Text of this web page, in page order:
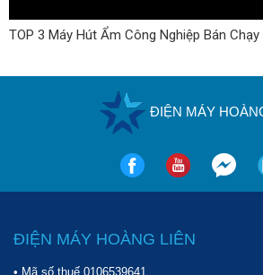
TOP 3 Máy Hút Ẩm Công Nghiệp Bán
ĐIỆN MÁY
ĐIỆN MÁY HOÀNG LIÊN
• Mã số thuế 0106539641